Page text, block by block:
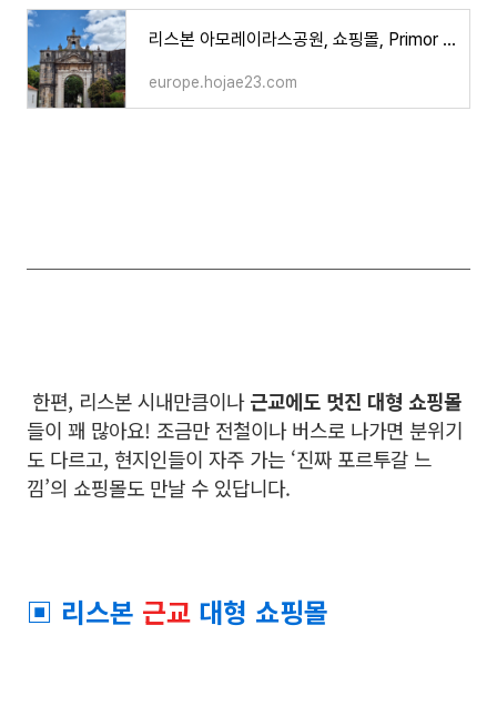
리스본 아모레이라스공원, 쇼핑몰, Primor 매장 소개
europe.hojae23.com
한편, 리스본 시내만큼이나 근교에도 멋진 대형 쇼핑몰
들이 꽤 많아요! 조금만 전철이나 버스로 나가면 분위기
도 다르고, 현지인들이 자주 가는 ‘진짜 포르투갈 느
낌’의 쇼핑몰도 만날 수 있답니다.
▣ 리스본 근교 대형 쇼핑몰